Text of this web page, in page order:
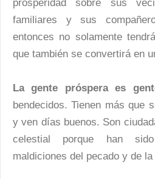
prosperidad sobre sus
familiares y sus
entonces no solamente
que también se convertirá en
La gente próspera es
bendecidos. Tienen más que
y ven días buenos. Son
celestial porque han
maldiciones del pecado y de la